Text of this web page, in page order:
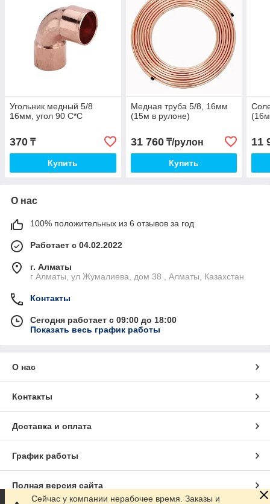
Угольник медный 5/8
16мм, угол 90 С*С
370 ₸
Купить
Медная труба 5/8, 16мм
(15м в рулоне)
31 760₸/рулон
Купить
11
О нас
100% положительных из 6 отзывов за год
Работает с 04.02.2022
г. Алматы
г Алматы, ул Жумалиева, дом 38 , Алматы, Казахстан
Контакты
Сегодня работает с 09:00 до 18:00
Показать весь график работы
О нас
Контакты
Доставка и оплата
График работы
Полная версия сайта
Сейчас у компании нерабочее время. Заказы и